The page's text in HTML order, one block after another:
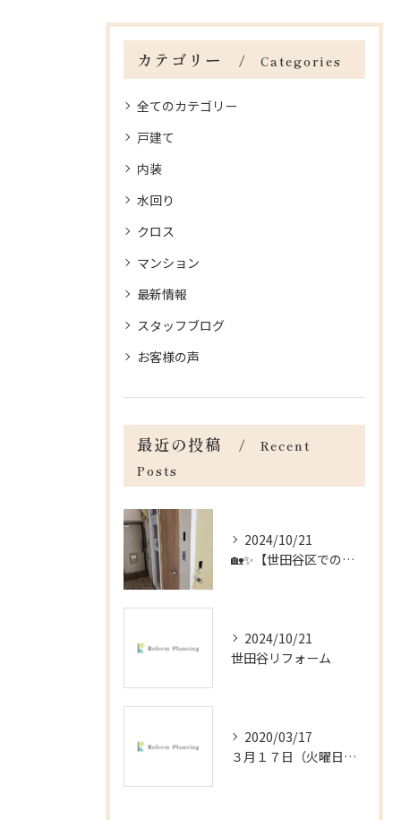
カテゴリー Categories
全てのカテゴリー
戸建て
内装
水回り
クロス
マンション
最新情報
スタッフブログ
お客様の声
最近の投稿
Recent
Posts
2024/10/21
🏡✨【世田谷区でのリフォームのお手伝い】✨🏡
2024/10/21
世田谷リフォーム
2020/03/17
３月１７日（火曜日）＠杉並区の戸建の内装工事